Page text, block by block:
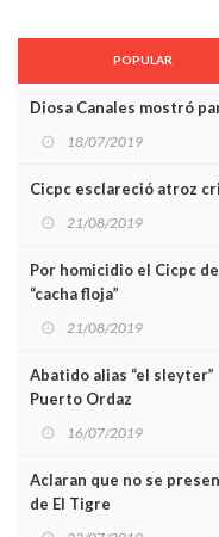
POPULAR
Diosa Canales mostró
18/07/2019
Cicpc esclareció atroz
21/08/2019
Por homicidio el Cicpc
“cacha floja”
21/08/2019
Abatido alias “el
Puerto Ordaz
16/07/2019
Aclaran que no se
de El Tigre